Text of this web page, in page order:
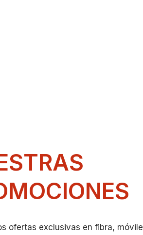
ofertas exclusivas en fibra,